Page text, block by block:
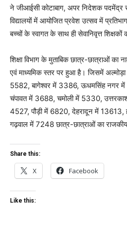
ने जीआईसी कोटाबाग, अपर निदेशक
विद्यालयों में आयोजित प्रवेश उत्सव में
बच्चों के स्वागत के साथ ही सेवानिवृत्त शिक्षकों
शिक्षा विभाग के मुताबिक छात्र-छात्राओं का
एवं माध्यमिक स्तर पर हुआ है। जिसमें
5582, बागेश्वर में 3386, ऊधमसिंह नगर
चंपावत में 3688, चमोली में 5330,
4527, पौड़ी में 6820, देहरादून में 13613,
गढ़वाल में 7248 छात्र-छात्राओं का राजकीय
Share this:
X Facebook
Like this: